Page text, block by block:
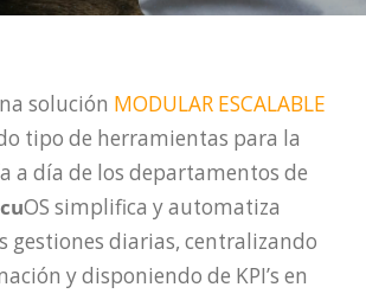
solución MODULAR ESCALABLE
tipo de herramientas para la
a día de los departamentos de
OS simplifica y automatiza
gestiones diarias, centralizando
y disponiendo de KPI’s en